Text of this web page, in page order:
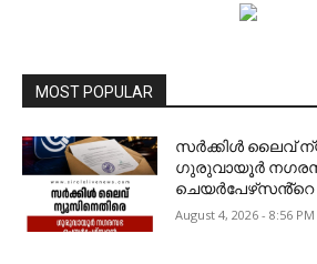
MOST POPULAR
സർക്കിൾ ലൈവ്
ഗുരുവായൂർ
ചെയർപേഴ്‌സൻ്റെ
August 4, 2026 - 8:56 PM